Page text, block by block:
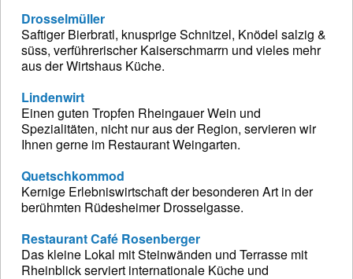
Drosselmüller
Saftiger Bierbratl, knusprige Schnitzel, Knödel salzig &
süss, verführerischer Kaiserschmarrn und vieles mehr
aus der Wirtshaus Küche.
Lindenwirt
Einen guten Tropfen Rheingauer Wein und
Spezialitäten, nicht nur aus der Region, servieren wir
Ihnen gerne im Restaurant Weingarten.
Quetschkommod
Kernige Erlebniswirtschaft der besonderen Art in der
berühmten Rüdesheimer Drosselgasse.
Restaurant Café Rosenberger
Das kleine Lokal mit Steinwänden und Terrasse mit
Rheinblick serviert internationale Küche und